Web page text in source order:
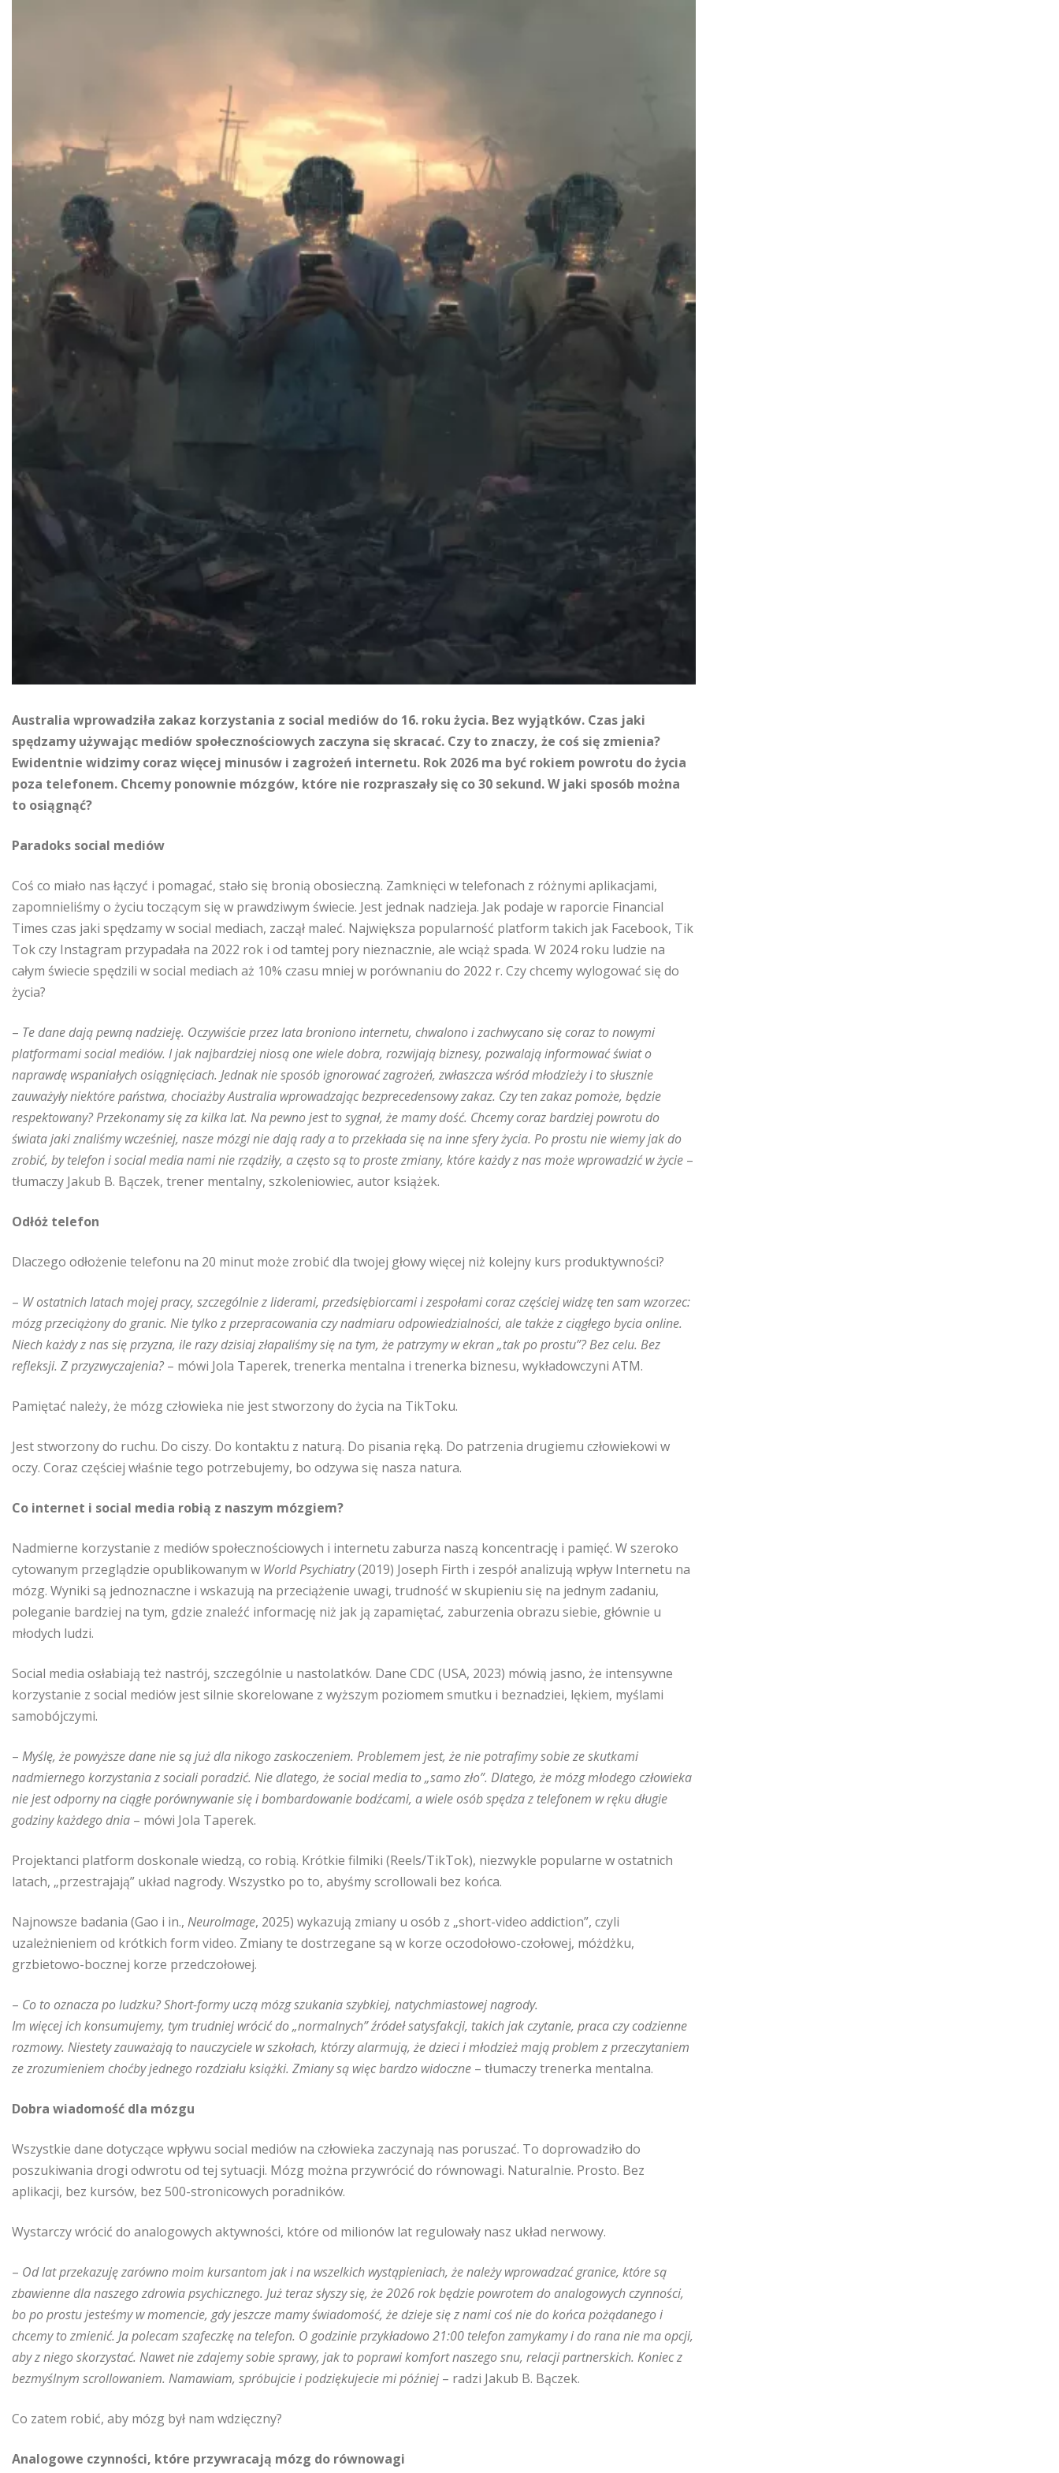
Australia wprowadziła zakaz korzystania z social mediów do 16. roku życia. Bez wyjątków. Czas jaki
spędzamy używając mediów społecznościowych zaczyna się skracać. Czy to znaczy, że coś się zmienia?
Ewidentnie widzimy coraz więcej minusów i zagrożeń internetu. Rok 2026 ma być rokiem powrotu do życia
poza telefonem. Chcemy ponownie mózgów, które nie rozpraszały się co 30 sekund. W jaki sposób można
to osiągnąć?
Paradoks social mediów
Coś co miało nas łączyć i pomagać, stało się bronią obosieczną. Zamknięci w telefonach z różnymi aplikacjami,
zapomnieliśmy o życiu toczącym się w prawdziwym świecie. Jest jednak nadzieja. Jak podaje w raporcie Financial
Times czas jaki spędzamy w social mediach, zaczął maleć. Największa popularność platform takich jak Facebook, Tik
Tok czy Instagram przypadała na 2022 rok i od tamtej pory nieznacznie, ale wciąż spada. W 2024 roku ludzie na
całym świecie spędzili w social mediach aż 10% czasu mniej w porównaniu do 2022 r. Czy chcemy wylogować się do
życia?
– Te dane dają pewną nadzieję. Oczywiście przez lata broniono internetu, chwalono i zachwycano się coraz to nowymi
platformami social mediów. I jak najbardziej niosą one wiele dobra, rozwijają biznesy, pozwalają informować świat o
naprawdę wspaniałych osiągnięciach. Jednak nie sposób ignorować zagrożeń, zwłaszcza wśród młodzieży i to słusznie
zauważyły niektóre państwa, chociażby Australia wprowadzając bezprecedensowy zakaz. Czy ten zakaz pomoże, będzie
respektowany? Przekonamy się za kilka lat. Na pewno jest to sygnał, że mamy dość. Chcemy coraz bardziej powrotu do
świata jaki znaliśmy wcześniej, nasze mózgi nie dają rady a to przekłada się na inne sfery życia. Po prostu nie wiemy jak do
zrobić, by telefon i social media nami nie rządziły, a często są to proste zmiany, które każdy z nas może wprowadzić w życie –
tłumaczy Jakub B. Bączek, trener mentalny, szkoleniowiec, autor książek.
Odłóż telefon
Dlaczego odłożenie telefonu na 20 minut może zrobić dla twojej głowy więcej niż kolejny kurs produktywności?
– W ostatnich latach mojej pracy, szczególnie z liderami, przedsiębiorcami i zespołami coraz częściej widzę ten sam wzorzec:
mózg przeciążony do granic. Nie tylko z przepracowania czy nadmiaru odpowiedzialności, ale także z ciągłego bycia online.
Niech każdy z nas się przyzna, ile razy dzisiaj złapaliśmy się na tym, że patrzymy w ekran „tak po prostu”? Bez celu. Bez
refleksji. Z przyzwyczajenia?– mówi Jola Taperek, trenerka mentalna i trenerka biznesu, wykładowczyni ATM.
Pamiętać należy, że mózg człowieka nie jest stworzony do życia na TikToku.
Jest stworzony do ruchu. Do ciszy. Do kontaktu z naturą. Do pisania ręką. Do patrzenia drugiemu człowiekowi w
oczy. Coraz częściej właśnie tego potrzebujemy, bo odzywa się nasza natura.
Co internet i social media robią z naszym mózgiem?
Nadmierne korzystanie z mediów społecznościowych i internetu zaburza naszą koncentrację i pamięć. W szeroko
cytowanym przeglądzie opublikowanym w World Psychiatry(2019) Joseph Firth i zespół analizują wpływ Internetu na
mózg. Wyniki są jednoznaczne i wskazują na przeciążenie uwagi, trudność w skupieniu się na jednym zadaniu,
poleganie bardziej na tym, gdzie znaleźć informację niż jak ją zapamiętać, zaburzenia obrazu siebie, głównie u
młodych ludzi.
Social media osłabiają też nastrój, szczególnie u nastolatków. Dane CDC (USA, 2023) mówią jasno, że intensywne
korzystanie z social mediów jest silnie skorelowane z wyższym poziomem smutku i beznadziei, lękiem, myślami
samobójczymi.
– Myślę, że powyższe dane nie są już dla nikogo zaskoczeniem. Problemem jest, że nie potrafimy sobie ze skutkami
nadmiernego korzystania z sociali poradzić. Nie dlatego, że social media to „samo zło”. Dlatego, że mózg młodego człowieka
nie jest odporny na ciągłe porównywanie się i bombardowanie bodźcami, a wiele osób spędza z telefonem w ręku długie
godziny każdego dnia – mówi Jola Taperek.
Projektanci platform doskonale wiedzą, co robią. Krótkie filmiki (Reels/TikTok), niezwykle popularne w ostatnich
latach, „przestrajają” układ nagrody. Wszystko po to, abyśmy scrollowali bez końca.
Najnowsze badania (Gao i in., NeuroImage, 2025) wykazują zmiany u osób z „short-video addiction”, czyli
uzależnieniem od krótkich form video. Zmiany te dostrzegane są w korze oczodołowo-czołowej, móżdżku,
grzbietowo-bocznej korze przedczołowej.
– Co to oznacza po ludzku? Short-formy uczą mózg szukania szybkiej, natychmiastowej nagrody.
Im więcej ich konsumujemy, tym trudniej wrócić do „normalnych” źródeł satysfakcji, takich jak czytanie, praca czy codzienne
rozmowy. Niestety zauważają to nauczyciele w szkołach, którzy alarmują, że dzieci i młodzież mają problem z przeczytaniem
ze zrozumieniem choćby jednego rozdziału książki. Zmiany są więc bardzo widoczne – tłumaczy trenerka mentalna.
Dobra wiadomość dla mózgu
Wszystkie dane dotyczące wpływu social mediów na człowieka zaczynają nas poruszać. To doprowadziło do
poszukiwania drogi odwrotu od tej sytuacji. Mózg można przywrócić do równowagi. Naturalnie. Prosto. Bez
aplikacji, bez kursów, bez 500-stronicowych poradników.
Wystarczy wrócić do analogowych aktywności, które od milionów lat regulowały nasz układ nerwowy.
– Od lat przekazuję zarówno moim kursantom jak i na wszelkich wystąpieniach, że należy wprowadzać granice, które są
zbawienne dla naszego zdrowia psychicznego. Już teraz słyszy się, że 2026 rok będzie powrotem do analogowych czynności,
bo po prostu jesteśmy w momencie, gdy jeszcze mamy świadomość, że dzieje się z nami coś nie do końca pożądanego i
chcemy to zmienić. Ja polecam szafeczkę na telefon. O godzinie przykładowo 21:00 telefon zamykamy i do rana nie ma opcji,
aby z niego skorzystać. Nawet nie zdajemy sobie sprawy, jak to poprawi komfort naszego snu, relacji partnerskich. Koniec z
bezmyślnym scrollowaniem. Namawiam, spróbujcie i podziękujecie mi później – radzi Jakub B. Bączek.
Co zatem robić, aby mózg był nam wdzięczny?
Analogowe czynności, które przywracają mózg do równowagi